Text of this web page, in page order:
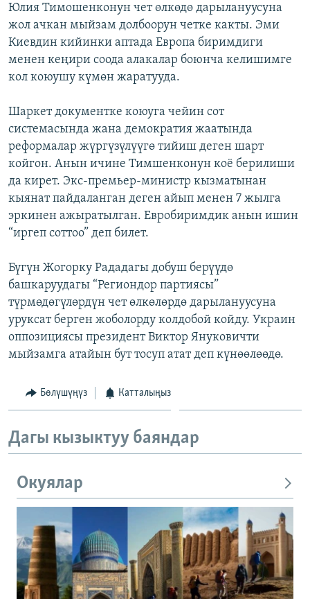
ЭЖЕ-СИҢДИЛЕР
АЗАТТЫК+
ЫҢГАЙСЫЗ СУРООЛОР
ЭЕ/АРнун бардык сайттары
Юлия Тимошенконун чет өлкөдө дарылануусуна
жол ачкан мыйзам долбоорун четке какты. Эми
Киевдин кийинки аптада Европа биримдиги
менен кеңири соода алакалар боюнча келишимге
кол коюушу күмөн жаратууда.
Шаркет документке коюуга чейин сот
системасында жана демократия жаатында
реформалар жүргүзүлүүгө тийиш деген шарт
койгон. Анын ичине Тимшенконун коё берилиши
да кирет. Экс-премьер-министр кызматынан
кыянат пайдаланган деген айып менен 7 жылга
эркинен ажыратылган. Евробиримдик анын ишин
“иргеп соттоо” деп билет.
Бүгүн Жогорку Рададагы добуш берүүдө
башкаруудагы “Региондор партиясы”
түрмөдөгүлөрдүн чет өлкөлөрдө дарылануусуна
уруксат берген жоболорду колдобой койду. Украин
оппозициясы президент Виктор Януковичти
мыйзамга атайын бут тосуп атат деп күнөөлөөдө.
Бөлүшүңүз Катталыңыз
Дагы кызыктуу баяндар
Окуялар